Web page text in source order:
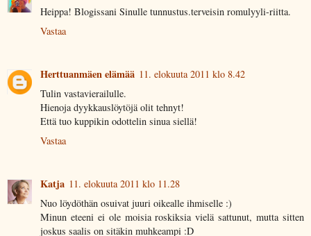
Heippa! Blogissani Sinulle tunnustus.terveisin romulyyli-riitta.
Vastaa
Herttuanmäen elämää 11. elokuuta 2011 klo 8.42
Tulin vastavierailulle.
Hienoja dyykkauslöytöjä olit tehnyt!
Että tuo kuppikin odottelin sinua siellä!
Vastaa
Katja 11. elokuuta 2011 klo 11.28
Nuo löydöthän osuivat juuri oikealle ihmiselle :)
Minun eteeni ei ole moisia roskiksia vielä sattunut, mutta sitten
joskus saalis on sitäkin muhkeampi :D